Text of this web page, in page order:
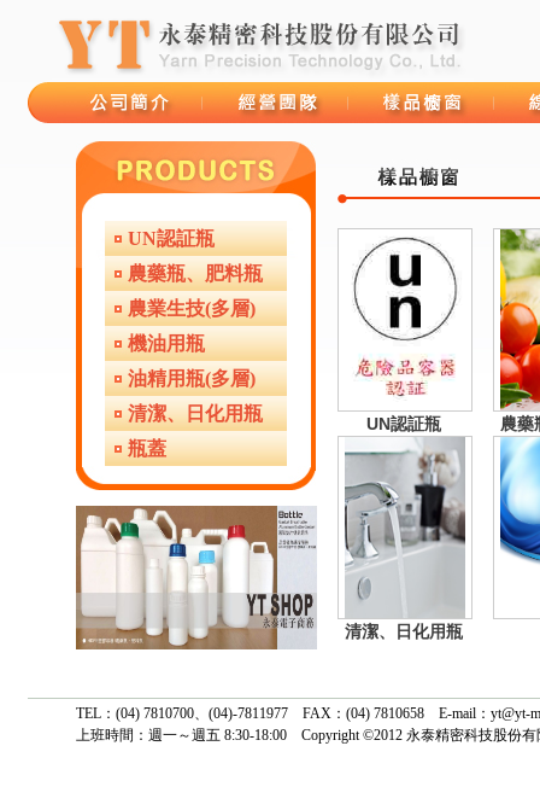
經營團隊 樣品櫥窗 線上
UN認証瓶
農藥瓶、肥料瓶
農業生技(多層)
機油用瓶
油精用瓶(多層)
清潔、日化用瓶
瓶蓋
UN認証瓶 農藥
清潔、日化用瓶
TEL：(04) 7810700、(04)-7811977 FAX：(04) 7810658 E-mail：
上班時間：週一～週五 8:30-18:00 Copyright ©2012 永泰精密科技股份